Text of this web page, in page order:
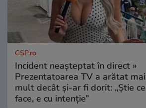
GSP.ro
Incident neașteptat în direct »
Prezentatoarea TV a arătat mai
mult decât și-ar fi dorit: „Știe ce
face, e cu intenție”